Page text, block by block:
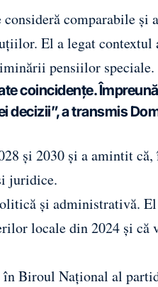
comparabile și
El a legat contextul
pensiilor speciale.
coincidențe.
decizii”, a transmis
și 2030 și a amintit
juridice.
și administrativă.
locale din 2024 și că
în Biroul Național al